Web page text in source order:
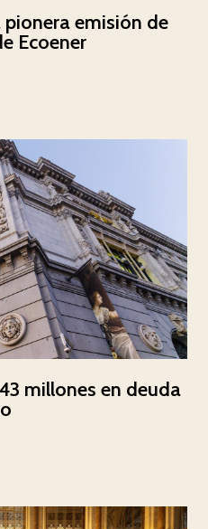
emisión de
Ecoener
millones en deuda